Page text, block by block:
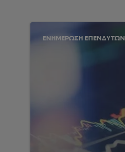
ΕΝΗΜΕΡΩΣΗ ΕΠΕΝΔΥΤΩΝ